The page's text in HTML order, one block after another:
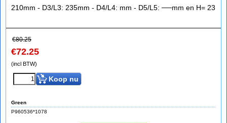
210mm - D3/L3: 235mm - D4/L4: mm - D5/L5: ──mm en H= 23
€80.25
€72.25
(incl BTW)
Koop nu
Green
P960536*1078